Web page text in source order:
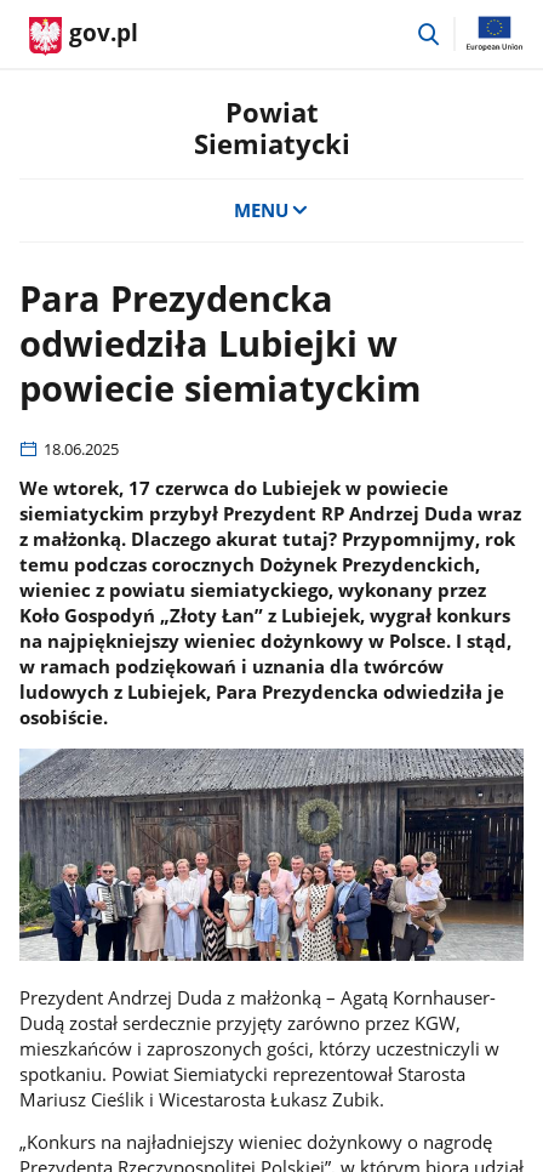
gov.pl
przejdź
Powiat
Siemiatycki
MENU
Para Prezydencka
odwiedziła Lubiejki w
powiecie siemiatyckim
18.06.2025
We wtorek, 17 czerwca do Lubiejek w powiecie
siemiatyckim przybył Prezydent RP Andrzej Duda wraz
z małżonką. Dlaczego akurat tutaj? Przypomnijmy, rok
temu podczas corocznych Dożynek Prezydenckich,
wieniec z powiatu siemiatyckiego, wykonany przez
Koło Gospodyń „Złoty Łan” z Lubiejek, wygrał konkurs
na najpiękniejszy wieniec dożynkowy w Polsce. I stąd,
w ramach podziękowań i uznania dla twórców
ludowych z Lubiejek, Para Prezydencka odwiedziła je
osobiście.
Prezydent Andrzej Duda z małżonką – Agatą Kornhauser-
Dudą został serdecznie przyjęty zarówno przez KGW,
mieszkańców i zaproszonych gości, którzy uczestniczyli w
spotkaniu. Powiat Siemiatycki reprezentował Starosta
Mariusz Cieślik i Wicestarosta Łukasz Zubik.
„Konkurs na najładniejszy wieniec dożynkowy o nagrodę